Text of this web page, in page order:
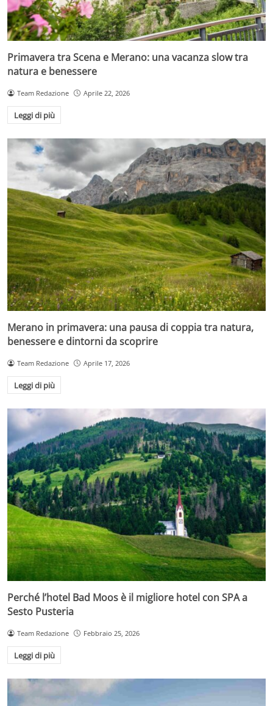
Primavera tra Scena e Merano: una vacanza slow tra
natura e benessere
Team Redazione Aprile 22, 2026
Leggi di più
Merano in primavera: una pausa di coppia tra natura,
benessere e dintorni da scoprire
Team Redazione Aprile 17, 2026
Leggi di più
Perché l’hotel Bad Moos è il migliore hotel con SPA a
Sesto Pusteria
Team Redazione Febbraio 25, 2026
Leggi di più